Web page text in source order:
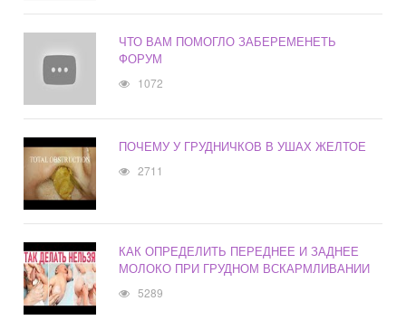
ЧТО ВАМ ПОМОГЛО ЗАБЕРЕМЕНЕТЬ
ФОРУМ
1072
ПОЧЕМУ У ГРУДНИЧКОВ В УШАХ ЖЕЛТОЕ
2711
КАК ОПРЕДЕЛИТЬ ПЕРЕДНЕЕ И ЗАДНЕЕ
МОЛОКО ПРИ ГРУДНОМ ВСКАРМЛИВАНИИ
5289